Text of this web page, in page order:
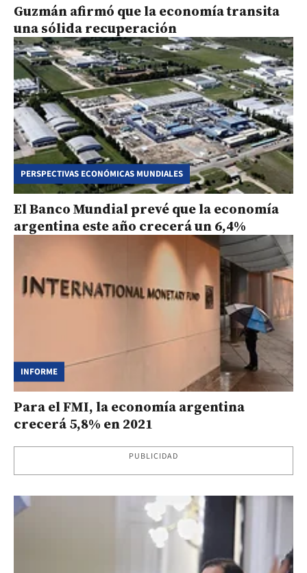
Guzmán afirmó que la economía transita
una sólida recuperación
PERSPECTIVAS ECONÓMICAS MUNDIALES
El Banco Mundial prevé que la economía
argentina este año crecerá un 6,4%
INFORME
Para el FMI, la economía argentina
crecerá 5,8% en 2021
PUBLICIDAD